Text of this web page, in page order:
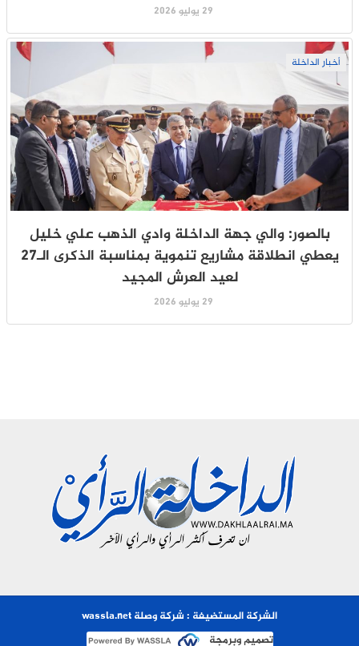
29 يوليو 2026
أخبار الداخلة
بالصور: والي جهة الداخلة وادي الذهب علي خليل
يعطي انطلاقة مشاريع تنموية بمناسبة الذكرى الـ27
لعيد العرش المجيد
29 يوليو 2026
الشركة المستضيفة : شركة وصلة wassla.net
تصميم وبرمجة